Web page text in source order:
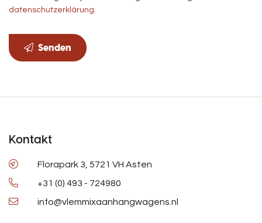
datenschutzerklärung
Senden
Kontakt
Florapark 3, 5721 VH Asten
+31 (0) 493 - 724980
info@vlemmixaanhangwagens.nl